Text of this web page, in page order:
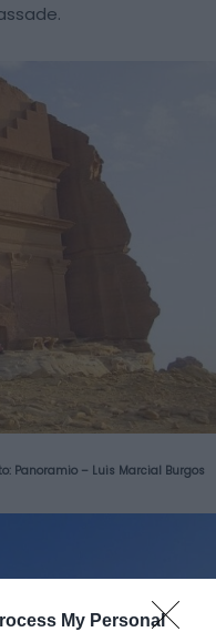
My Personal
Panoramio – Luis Marcial Burgos